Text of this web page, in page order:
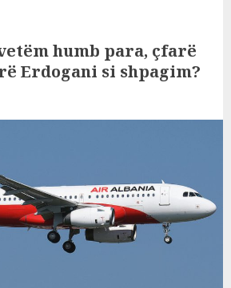
humb para, çfarë
Erdogani si shpagim?